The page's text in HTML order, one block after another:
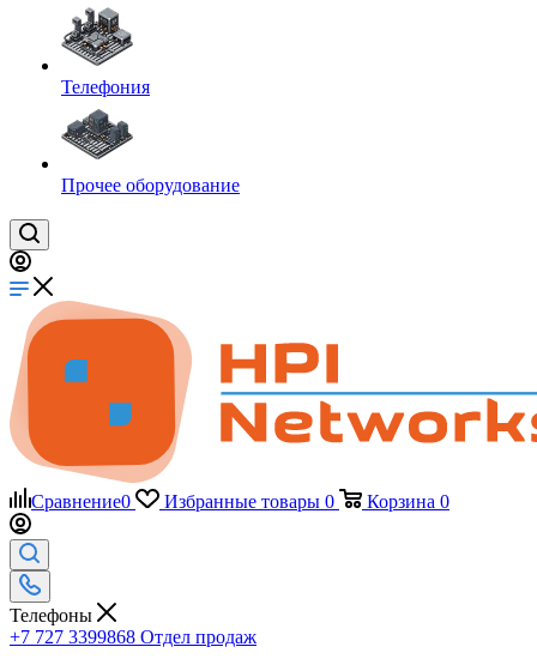
Телефония
Прочее оборудование
Сравнение0 Избранные товары 0 Корзина 0
Телефоны
+7 727 3399868 Отдел продаж